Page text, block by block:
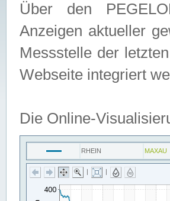
Über den
Anzeigen aktueller
Messstelle der
Webseite integriert
Die Online-